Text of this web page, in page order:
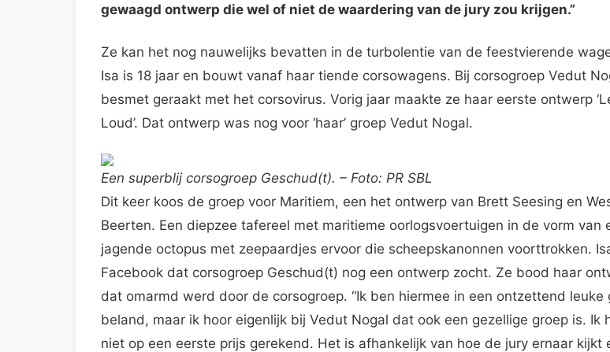
gewaagd ontwerp die wel of niet de waardering van de jury zou krijgen.”
Ze kan het nog nauwelijks bevatten in de turbolentie van de feestvierende
Isa is 18 jaar en bouwt vanaf haar tiende corsowagens. Bij corsogroep Vedut
besmet geraakt met het corsovirus. Vorig jaar maakte ze haar eerste ontwerp
Loud’. Dat ontwerp was nog voor ‘haar’ groep Vedut Nogal.
Een superblij corsogroep Geschud(t). – Foto: PR SBL
Dit keer koos de groep voor Maritiem, een het ontwerp van Brett Seesing en
Beerten. Een diepzee tafereel met maritieme oorlogsvoertuigen in de vorm van
jagende octopus met zeepaardjes ervoor die scheepskanonnen voorttrokken.
Facebook dat corsogroep Geschud(t) nog een ontwerp zocht. Ze bood haar
dat omarmd werd door de corsogroep. “Ik ben hiermee in een ontzettend leuke
beland, maar ik hoor eigenlijk bij Vedut Nogal dat ook een gezellige groep is. Ik
niet op een eerste prijs gerekend. Het is afhankelijk van hoe de jury ernaar kijkt